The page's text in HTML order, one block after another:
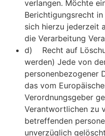
verlangen. Möchte
Berichtigungsrecht
sich hierzu jederzeit
die Verarbeitung
d) Recht auf
werden) Jede von
personenbezogener
das vom
Verordnungsgeber
Verantwortlichen zu
betreffenden
unverzüglich